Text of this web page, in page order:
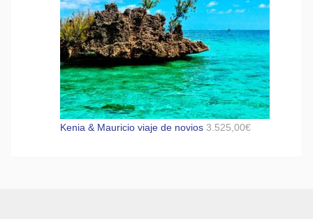
Kenia & Mauricio viaje de novios 3.525,00€